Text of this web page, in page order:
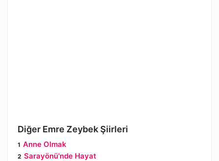
Diğer Emre Zeybek Şiirleri
Anne Olmak
Sarayönü'nde Hayat